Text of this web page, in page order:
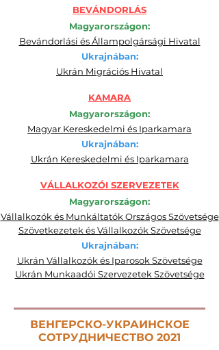
BEVÁNDORLÁS
Magyarországon:
Bevándorlási és Állampolgársági Hivatal
Ukrajnában:
Ukrán Migrációs Hivatal
KAMARA
Magyarországon:
Magyar Kereskedelmi és Iparkamara
Ukrajnában:
Ukrán Kereskedelmi és Iparkamara
VÁLLALKOZÓI SZERVEZETEK
Magyarországon:
Vállalkozók és Munkáltatók Országos Szövetsége
Szövetkezetek és Vállalkozók Szövetsége
Ukrajnában:
Ukrán Vállalkozók és Iparosok Szövetsége
Ukrán Munkaadói Szervezetek Szövetsége
ВЕНГЕРСКО-УКРАИНСКОЕ
СОТРУДНИЧЕСТВО 2021